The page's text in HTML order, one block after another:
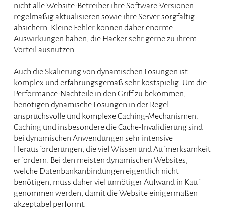
nicht alle Website-Betreiber ihre Software-Versionen
regelmäßig aktualisieren sowie ihre Server sorgfältig
absichern. Kleine Fehler können daher enorme
Auswirkungen haben, die Hacker sehr gerne zu ihrem
Vorteil ausnutzen.
Auch die Skalierung von dynamischen Lösungen ist
komplex und erfahrungsgemäß sehr kostspielig. Um die
Performance-Nachteile in den Griff zu bekommen,
benötigen dynamische Lösungen in der Regel
anspruchsvolle und komplexe Caching-Mechanismen.
Caching und insbesondere die Cache-Invalidierung sind
bei dynamischen Anwendungen sehr intensive
Herausforderungen, die viel Wissen und Aufmerksamkeit
erfordern. Bei den meisten dynamischen Websites,
welche Datenbankanbindungen eigentlich nicht
benötigen, muss daher viel unnötiger Aufwand in Kauf
genommen werden, damit die Website einigermaßen
akzeptabel performt.